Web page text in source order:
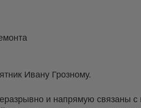
Ивану Грозному.
и напрямую связаны с